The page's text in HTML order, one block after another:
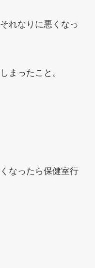
れなりに悪くなっ
まったこと。
なったら保健室行